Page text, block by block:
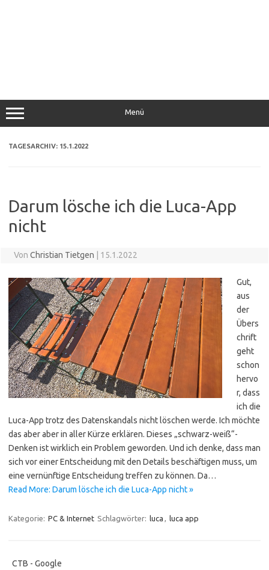
Menü
TAGESARCHIV: 15.1.2022
Darum lösche ich die Luca-App
nicht
Von Christian Tietgen | 15.1.2022
Gut,
aus
der
Übers
chrift
geht
schon
hervo
r, dass
ich die
Luca-App trotz des Datenskandals nicht löschen werde. Ich möchte
das aber aber in aller Kürze erklären. Dieses „schwarz-weiß“-
Denken ist wirklich ein Problem geworden. Und ich denke, dass man
sich vor einer Entscheidung mit den Details beschäftigen muss, um
eine vernünftige Entscheidung treffen zu können. Da…
Read More: Darum lösche ich die Luca-App nicht »
Kategorie: PC & Internet Schlagwörter: luca luca app
CTB - Google